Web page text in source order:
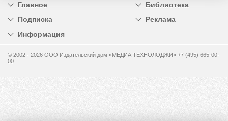
Главное
Библиотека
Подписка
Реклама
Информация
© 2002 - 2026 OOO Издательский дом «МЕДИА ТЕХНОЛОДЖИ» +7 (495) 665-00-
00